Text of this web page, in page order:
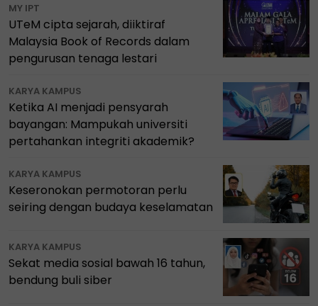
MY IPT
UTeM cipta sejarah, diiktiraf
Malaysia Book of Records dalam
pengurusan tenaga lestari
KARYA KAMPUS
Ketika AI menjadi pensyarah
bayangan: Mampukah universiti
pertahankan integriti akademik?
KARYA KAMPUS
Keseronokan permotoran perlu
seiring dengan budaya keselamatan
KARYA KAMPUS
Sekat media sosial bawah 16 tahun,
bendung buli siber